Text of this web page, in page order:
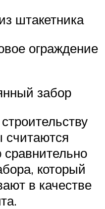
штакетника
ограждение
забор
считаются
который
в качестве